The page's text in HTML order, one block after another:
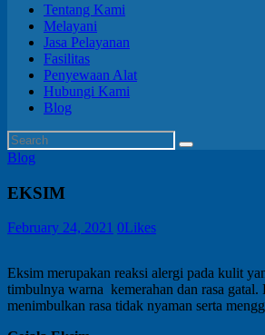
Tentang Kami
Melayani
Jasa Pelayanan
Fasilitas
Penyewaan Alat
Hubungi Kami
Blog
Blog
EKSIM
February 24, 2021 0Likes
Eksim merupakan reaksi alergi pada kulit
timbulnya warna kemerahan dan rasa
menimbulkan rasa tidak nyaman serta